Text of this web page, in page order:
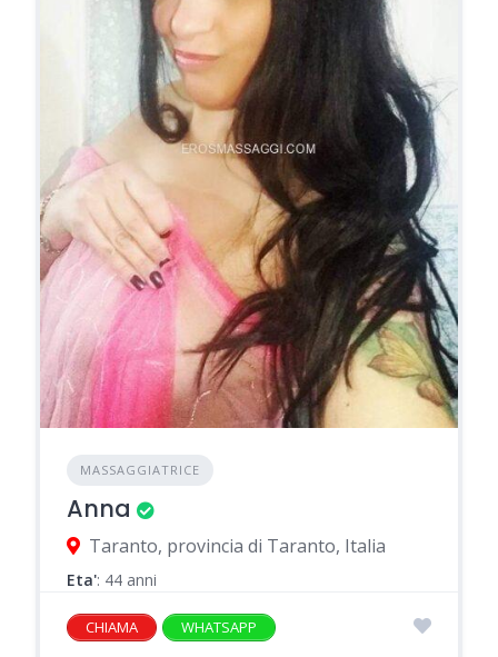
MASSAGGIATRICE
Anna
Taranto, provincia di Taranto, Italia
Eta': 44 anni
CHIAMA WHATSAPP